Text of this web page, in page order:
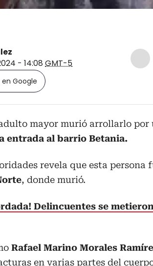
- 14:08 GMT-5
Google
mayor murió arrollarlo por
entrada al barrio Betania.
revela que esta persona
, donde murió.
Delincuentes se
Rafael Marino Morales
en varias partes del